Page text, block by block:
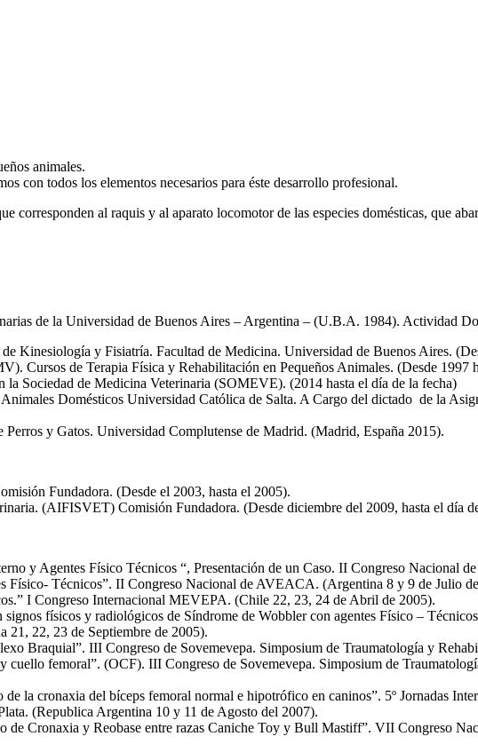
animales.
con todos los elementos necesarios para éste desarrollo profesional.
corresponden al raquis y al aparato locomotor de las especies domésticas, que
de la Universidad de Buenos Aires – Argentina – (U.B.A. 1984). Actividad
Kinesiología y Fisiatría. Facultad de Medicina. Universidad de Buenos Aires.
Cursos de Terapia Física y Rehabilitación en Pequeños Animales. (Desde 1997
la Sociedad de Medicina Veterinaria (SOMEVE). (2014 hasta el día de la fecha)
Domésticos Universidad Católica de Salta. A Cargo del dictado de la
y Gatos. Universidad Complutense de Madrid. (Madrid, España 2015).
Fundadora. (Desde el 2003, hasta el 2005).
(AIFISVET) Comisión Fundadora. (Desde diciembre del 2009, hasta el día
y Agentes Físico Técnicos “, Presentación de un Caso. II Congreso Nacional
Físico- Técnicos”. II Congreso Nacional de AVEACA. (Argentina 8 y 9 de Julio
I Congreso Internacional MEVEPA. (Chile 22, 23, 24 de Abril de 2005).
físicos y radiológicos de Síndrome de Wobbler con agentes Físico –
21, 22, 23 de Septiembre de 2005).
Braquial”. III Congreso de Sovemevepa. Simposium de Traumatología y
cuello femoral”. (OCF). III Congreso de Sovemevepa. Simposium de
la cronaxia del bíceps femoral normal e hipotrófico en caninos”. 5º Jornadas
(Republica Argentina 10 y 11 de Agosto del 2007).
de Cronaxia y Reobase entre razas Caniche Toy y Bull Mastiff”. VII Congreso